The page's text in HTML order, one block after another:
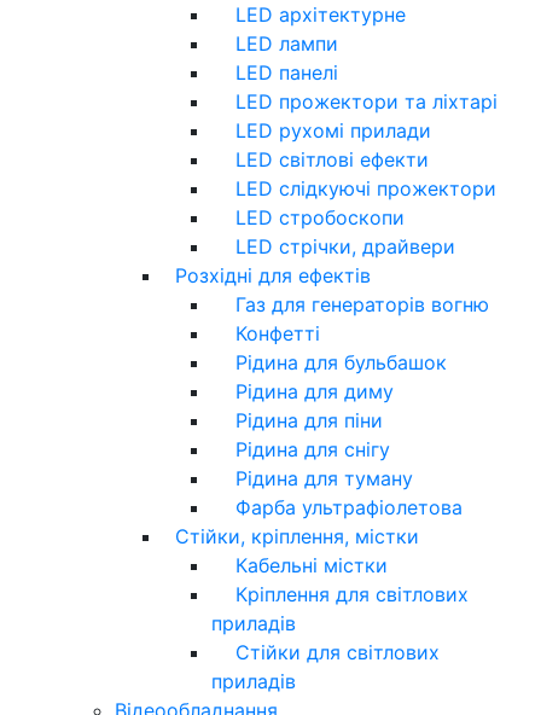
LED архітектурне
LED лампи
LED панелі
LED прожектори та ліхтарі
LED рухомі прилади
LED світлові ефекти
LED слідкуючі прожектори
LED стробоскопи
LED стрічки, драйвери
Розхідні для ефектів
Газ для генераторів вогню
Конфетті
Рідина для бульбашок
Рідина для диму
Рідина для піни
Рідина для снігу
Рідина для туману
Фарба ультрафіолетова
Стійки, кріплення, містки
Кабельні містки
Кріплення для світлових
приладів
Стійки для світлових
приладів
Відеообладнання